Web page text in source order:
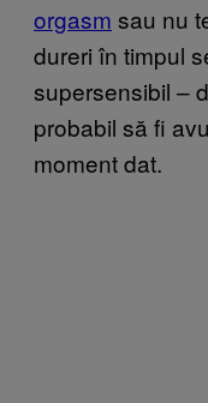
orgasm sau nu
dureri în timpul
supersensibil –
probabil să fi
moment dat.